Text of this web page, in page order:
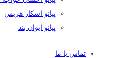
پیانو اسکار هریس
پیانو ایوان بند
تماس با ما